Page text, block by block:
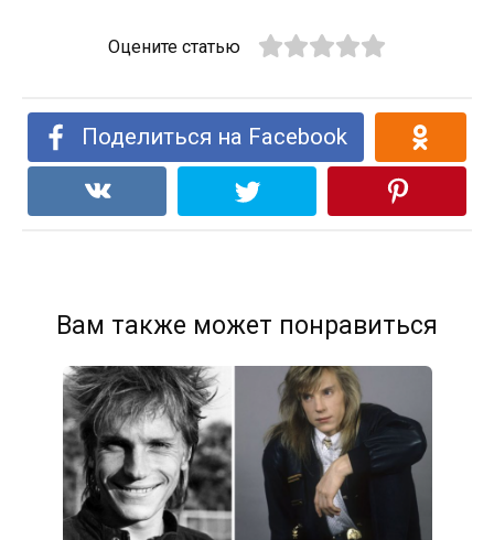
Оцените статью
Поделиться на Facebook
Вам также может понравиться